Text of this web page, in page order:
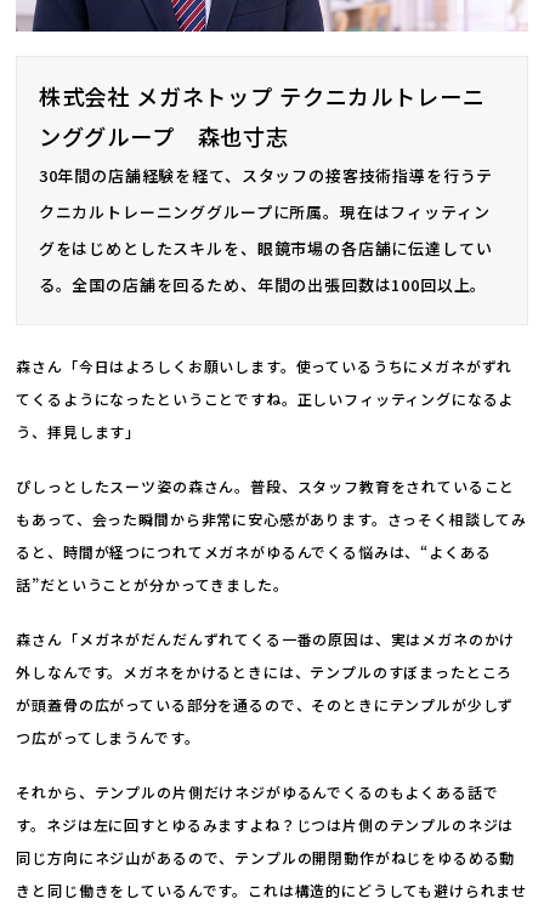
株式会社 メガネトップ テクニカルトレーニ
ンググループ 森也寸志
30年間の店舗経験を経て、スタッフの接客技術指導を行うテ
クニカルトレーニンググループに所属。現在はフィッティン
グをはじめとしたスキルを、眼鏡市場の各店舗に伝達してい
る。全国の店舗を回るため、年間の出張回数は100回以上。
森さん「今日はよろしくお願いします。使っているうちにメガネがずれ
てくるようになったということですね。正しいフィッティングになるよ
う、拝見します」
ぴしっとしたスーツ姿の森さん。普段、スタッフ教育をされていること
もあって、会った瞬間から非常に安心感があります。さっそく相談してみ
ると、時間が経つにつれてメガネがゆるんでくる悩みは、“よくある
話”だということが分かってきました。
森さん「メガネがだんだんずれてくる一番の原因は、実はメガネのかけ
外しなんです。メガネをかけるときには、テンプルのすぼまったところ
が頭蓋骨の広がっている部分を通るので、そのときにテンプルが少しず
つ広がってしまうんです。
それから、テンプルの片側だけネジがゆるんでくるのもよくある話で
す。ネジは左に回すとゆるみますよね？じつは片側のテンプルのネジは
同じ方向にネジ山があるので、テンプルの開閉動作がねじをゆるめる動
きと同じ働きをしているんです。これは構造的にどうしても避けられませ